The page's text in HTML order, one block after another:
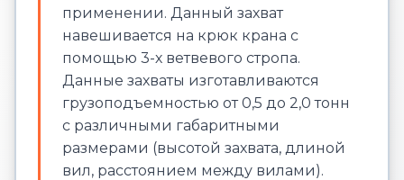
применении. Данный захват
навешивается на крюк крана с
помощью 3-х ветвевого стропа.
Данные захваты изготавливаются
грузоподъемностью от 0,5 до 2,0 тонн
с различными габаритными
размерами (высотой захвата, длиной
вил, расстоянием между вилами).